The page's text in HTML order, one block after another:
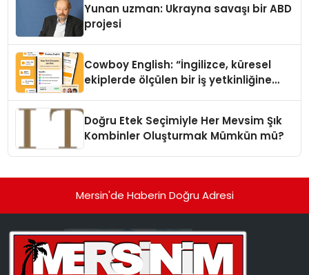
Yunan uzman: Ukrayna savaşı bir ABD
projesi
Cowboy English: “İngilizce, küresel
ekiplerde ölçülen bir iş yetkinliğine
Doğru Etek Seçimiyle Her Mevsim Şık
Kombinler Oluşturmak Mümkün mü?
Mersin'de Haberin Doğru Adresi